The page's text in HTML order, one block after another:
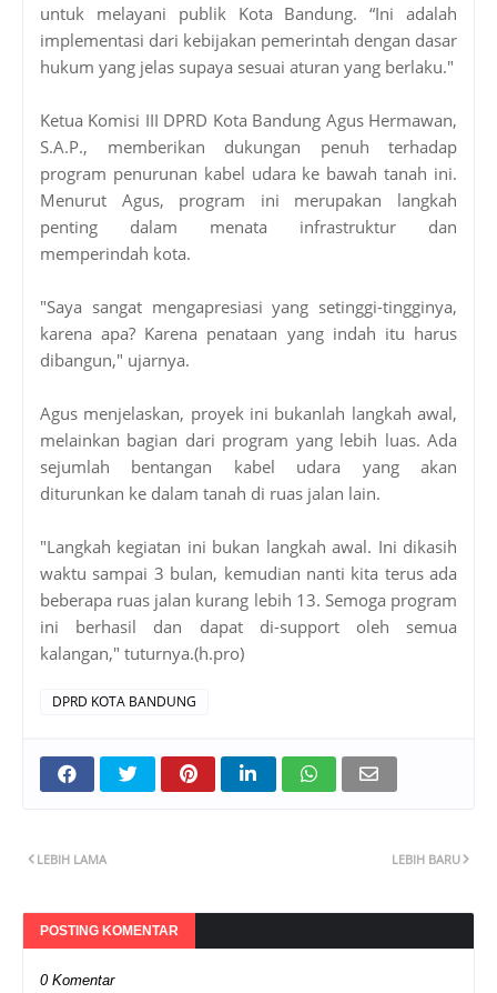
untuk melayani publik Kota Bandung. “Ini adalah
implementasi dari kebijakan pemerintah dengan dasar
hukum yang jelas supaya sesuai aturan yang berlaku."
Ketua Komisi III DPRD Kota Bandung Agus Hermawan,
S.A.P., memberikan dukungan penuh terhadap
program penurunan kabel udara ke bawah tanah ini.
Menurut Agus, program ini merupakan langkah
penting dalam menata infrastruktur dan
memperindah kota.
"Saya sangat mengapresiasi yang setinggi-tingginya,
karena apa? Karena penataan yang indah itu harus
dibangun," ujarnya.
Agus menjelaskan, proyek ini bukanlah langkah awal,
melainkan bagian dari program yang lebih luas. Ada
sejumlah bentangan kabel udara yang akan
diturunkan ke dalam tanah di ruas jalan lain.
"Langkah kegiatan ini bukan langkah awal. Ini dikasih
waktu sampai 3 bulan, kemudian nanti kita terus ada
beberapa ruas jalan kurang lebih 13. Semoga program
ini berhasil dan dapat di-support oleh semua
kalangan," tuturnya.(h.pro)
DPRD KOTA BANDUNG
LEBIH BARU
LEBIH LAMA
POSTING KOMENTAR
0 Komentar